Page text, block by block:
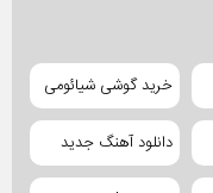
خرید گوشی شیائومی
دانلود آهنگ جدید